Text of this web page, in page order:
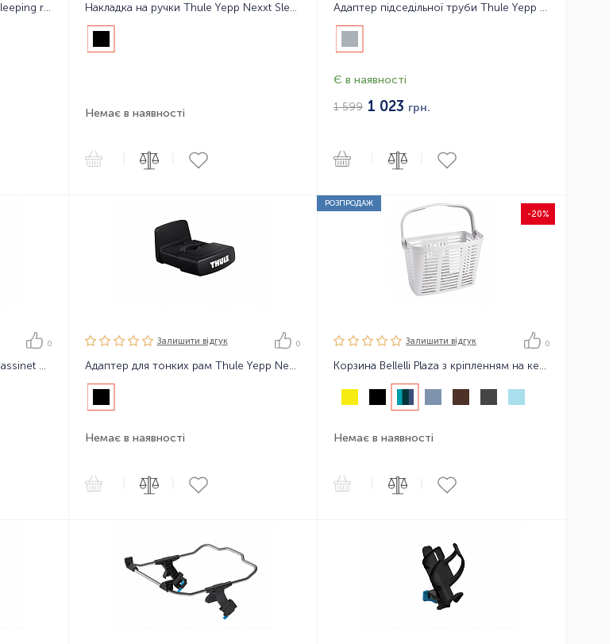
Накладка на ручки Thule Yepp Sleeping roll Basic Накладка на ручки Thule Yepp Nexxt Sleeping support
Немає в наявності
Адаптер підседільної труби Thule Yepp Maxi Seat Post adapter
Є в наявності
1 599 1 023 грн.
0
Захист люльки від дощу Thule Bassinet Rain cover
Залишити вiдгук 0
Адаптер для тонких рам Thule Yepp Nexxt Mini Adapter Slim fit
Немає в наявності
РОЗПРОДАЖ
-20%
Залишити вiдгук 0
Корзина Bellelli Plaza з кріпленням на кермо
Немає в наявності